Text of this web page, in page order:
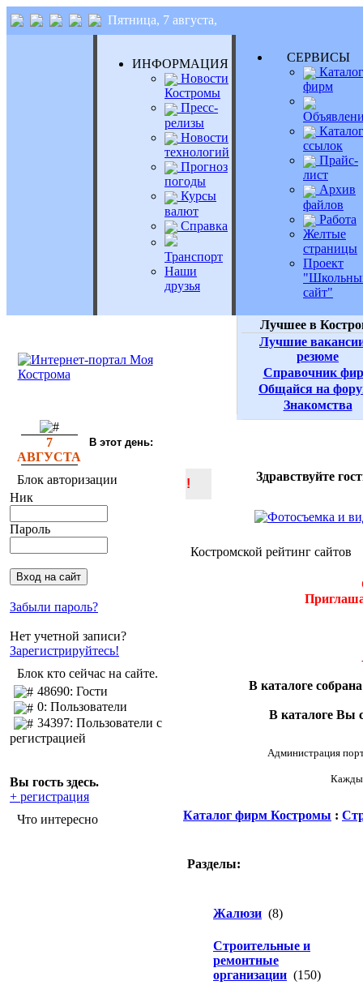
Пятница, 7 августа,
ИНФОРМАЦИЯ
Новости
Костромы
Пресс-
релизы
Новости
технологий
Прогноз
погоды
Курсы
валют
Справка
Транспорт
Наши
друзья
Каталог
фирм
Каталог
ссылок
Прайс-
лист
Архив
файлов
Работа
Желтые
страницы
Проект
сайт"
Лучшее в
Лучшие
резюме
Справочник
Общайся на
Знакомства
7
АВГУСТА
В этот день:
Блок авторизации
Ник
Пароль
Забыли пароль?
Нет учетной записи?
Зарегистрируйтесь!
Блок кто сейчас на сайте.
48690: Гости
0: Пользователи
34397: Пользователи с
регистрацией
Вы гость здесь.
+ регистрация
Что интересно
!
Здравствуйте
Костромской рейтинг сайтов
В каталоге
В каталоге Вы
Администрация
Каталог фирм Костромы :
Разделы:
Жалюзи (8)
Строительные и
ремонтные
организации (150)